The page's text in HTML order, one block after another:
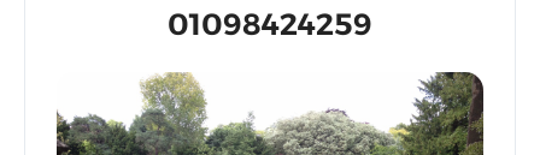
01098424259